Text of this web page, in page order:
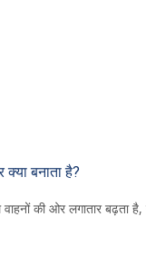
बनाता है?
की ओर लगातार बढ़ता है,